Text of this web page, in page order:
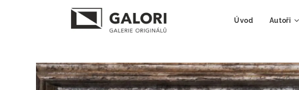
Úvod Autoři